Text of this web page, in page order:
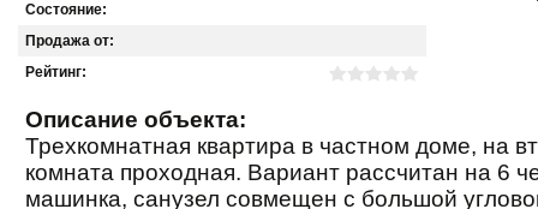
Состояние:
Продажа от:
Рейтинг:
Описание объекта:
Трехкомнатная квартира в частном доме, на
комната проходная. Вариант рассчитан на 6
машинка, санузел совмещен с большой